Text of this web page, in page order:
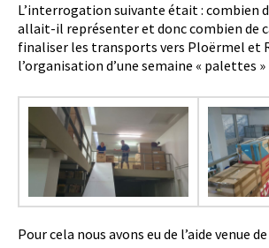
L’interrogation suivante était : combien
allait-il représenter et donc combien de
finaliser les transports vers Ploërmel et
l’organisation d’une semaine « palettes »
Pour cela nous avons eu de l’aide venue